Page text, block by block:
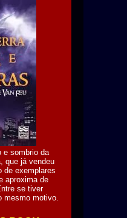
e sombrio da
que já vendeu
de exemplares
aproxima de
se tiver
mesmo motivo.